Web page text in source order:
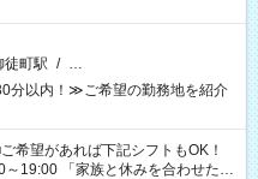
徒町駅 / …
分以内！≫ご希望の勤務地を紹介
みを合わせた